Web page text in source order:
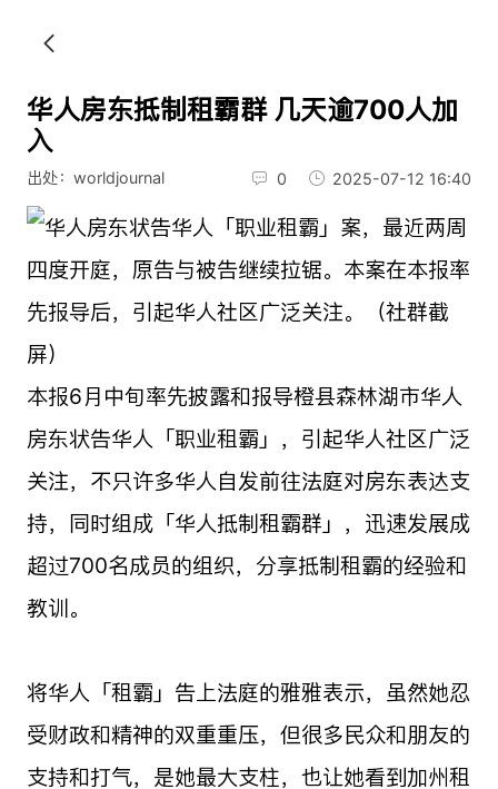
华人房东抵制租霸群 几天逾700人加
入
出处：worldjournal 0 2025-07-12 16:40
本报6月中旬率先披露和报导橙县森林湖市华人
房东状告华人「职业租霸」，引起华人社区广泛
关注，不只许多华人自发前往法庭对房东表达支
持，同时组成「华人抵制租霸群」，迅速发展成
超过700名成员的组织，分享抵制租霸的经验和
教训。
将华人「租霸」告上法庭的雅雅表示，虽然她忍
受财政和精神的双重重压，但很多民众和朋友的
支持和打气，是她最大支柱，也让她看到加州租